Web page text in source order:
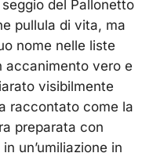
del Pallonetto
pullula di vita, ma
nome nelle liste
accanimento vero e
visibilmente
raccontato come la
preparata con
un’umiliazione in